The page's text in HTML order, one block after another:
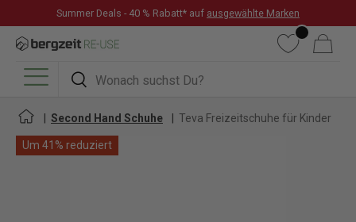
DIREKT ZUM INHALT
Summer Deals - 40 % Rabatt* auf ausgewählte Marken
Suchen
Suchen
WunschlisteWarenkorb
Menü
Second Hand Schuhe Teva Freizeitschuhe für Kinder
Um 41% reduziert